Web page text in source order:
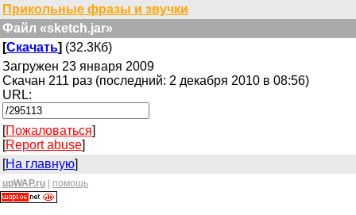
Прикольные фразы и звучки
Файл «sketch.jar»
[Скачать] (32.3Кб)
Загружен 23 января 2009
Скачан 211 раз (последний: 2 декабря 2010 в 08:56)
URL:
[Пожаловаться]
[Report abuse]
[На главную]
upWAP.ru помощь